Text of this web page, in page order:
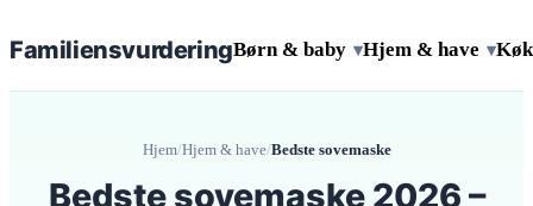
FamiliensvurderingBørn & baby ▾Hjem & have ▾
Hjem/Hjem & have/Bedste sovemaske
Bedste sovemaske 2026 –